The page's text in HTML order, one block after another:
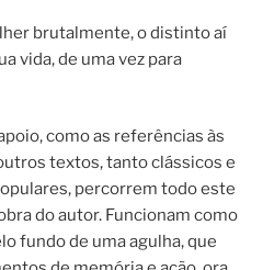
brutalmente, o distinto aí
vida, de uma vez para
como as referências às
textos, tanto clássicos e
percorrem todo este
do autor. Funcionam como
fundo de uma agulha, que